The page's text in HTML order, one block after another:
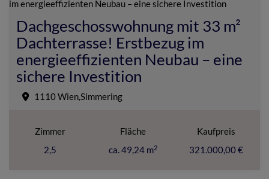
Dachgeschosswohnung mit 33 m²
Dachterrasse! Erstbezug im
energieeffizienten Neubau – eine
sichere Investition
1110 Wien,Simmering
Zimmer
2,5
Fläche
ca. 49,24 m2
Kaufpreis
321.000,00 €